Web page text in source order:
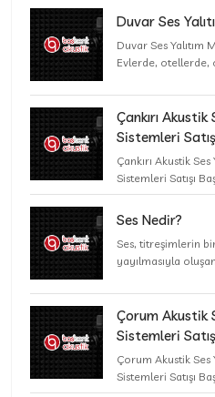
Duvar Ses
Duvar Ses Yalıtım
Evlerde, otellerde,
Çankırı Akustik
Sistemleri
Çankırı Akustik Ses
Sistemleri Satışı
Ses Nedir?
Ses, titreşimlerin
yayılmasıyla
Çorum Akustik
Sistemleri
Çorum Akustik Ses
Sistemleri Satışı